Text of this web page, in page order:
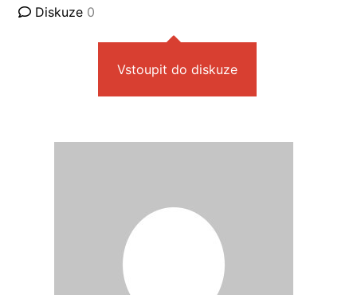
Diskuze 0
Vstoupit do diskuze